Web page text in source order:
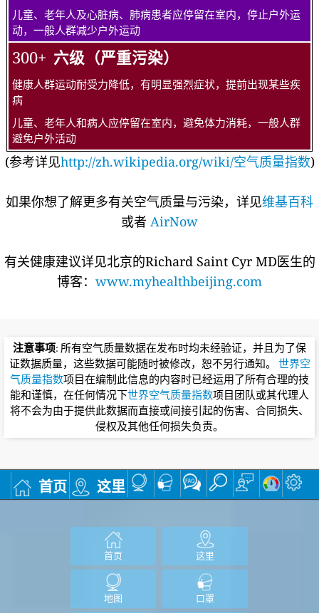
儿童、老年人及心脏病、肺病患者应停留在室内，停止户外运
动，一般人群减少户外运动
300+ 六级（严重污染）
健康人群运动耐受力降低，有明显强烈症状，提前出现某些疾
病
儿童、老年人和病人应停留在室内，避免体力消耗，一般人群
避免户外活动
(参考详见http://zh.wikipedia.org/wiki/空气质量指数)
如果你想了解更多有关空气质量与污染，详见维基百科
或者 AirNow
有关健康建议详见北京的Richard Saint Cyr MD医生的
博客： www.myhealthbeijing.com
注意事项: 所有空气质量数据在发布时均未经验证，并且为了保
证数据质量，这些数据可能随时被修改，恕不另行通知。 世界空
气质量指数项目在编制此信息的内容时已经运用了所有合理的技
能和谨慎，在任何情况下世界空气质量指数项目团队或其代理人
将不会为由于提供此数据而直接或间接引起的伤害、合同损失、
侵权及其他任何损失负责。
首页 这里
首页 这里
地图 口罩